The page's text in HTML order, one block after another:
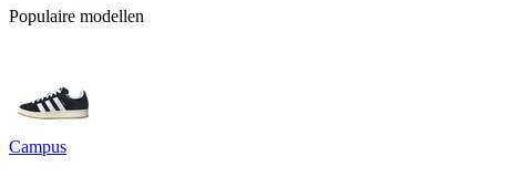
Populaire modellen
Campus